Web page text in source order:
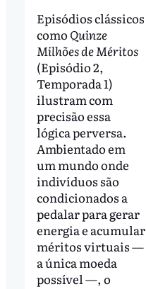
Episódios clássicos
como Quinze
Milhões de Méritos
(Episódio 2,
Temporada 1)
ilustram com
precisão essa
lógica perversa.
Ambientado em
um mundo onde
indivíduos são
condicionados a
pedalar para gerar
energia e acumular
méritos virtuais —
a única moeda
possível —, o